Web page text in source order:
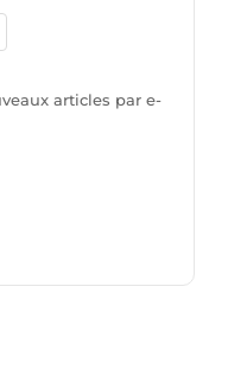
articles par e-